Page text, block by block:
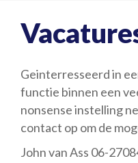
Geinterresseerd in
functie binnen een
nonsense instelling
contact op om de
John van Ass 06-